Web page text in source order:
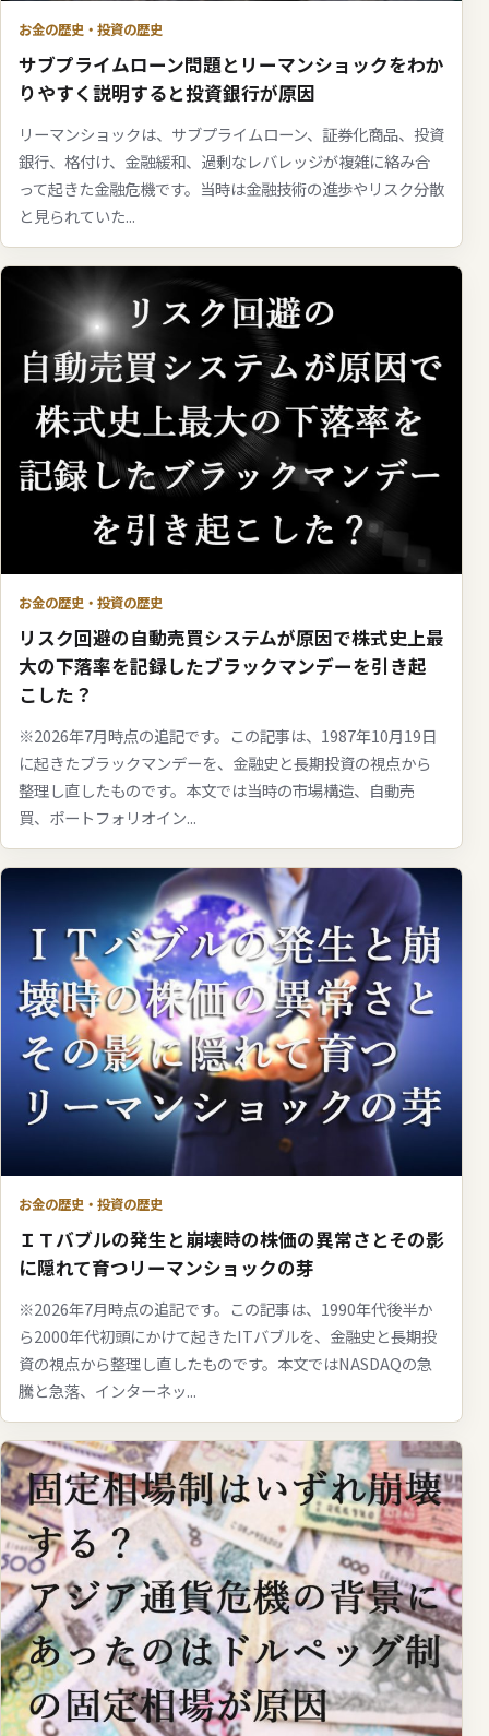
お金の歴史・投資の歴史
サブプライムローン問題とリーマンショックをわか
りやすく説明すると投資銀行が原因
リーマンショックは、サブプライムローン、証券化商品、投資
銀行、格付け、金融緩和、過剰なレバレッジが複雑に絡み合
って起きた金融危機です。当時は金融技術の進歩やリスク分散
と見られていた...
お金の歴史・投資の歴史
リスク回避の自動売買システムが原因で株式史上最
大の下落率を記録したブラックマンデーを引き起
こした？
※2026年7月時点の追記です。この記事は、1987年10月19日
に起きたブラックマンデーを、金融史と長期投資の視点から
整理し直したものです。本文では当時の市場構造、自動売
買、ポートフォリオイン...
お金の歴史・投資の歴史
ＩＴバブルの発生と崩壊時の株価の異常さとその影
に隠れて育つリーマンショックの芽
※2026年7月時点の追記です。この記事は、1990年代後半か
ら2000年代初頭にかけて起きたITバブルを、金融史と長期投
資の視点から整理し直したものです。本文ではNASDAQの急
騰と急落、インターネッ...